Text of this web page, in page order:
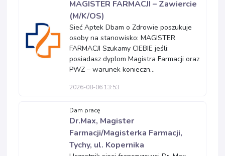
MAGISTER FARMACJI – Zawiercie
(M/K/OS)
Sieć Aptek Dbam o Zdrowie poszukuje
osoby na stanowisko: MAGISTER
FARMACJI Szukamy CIEBIE jeśli:
posiadasz dyplom Magistra Farmacji oraz
PWZ – warunek konieczn...
2026-08-06 13:53
Dam pracę
Dr.Max, Magister
Farmacji/Magisterka Farmacji,
Tychy, ul. Kopernika